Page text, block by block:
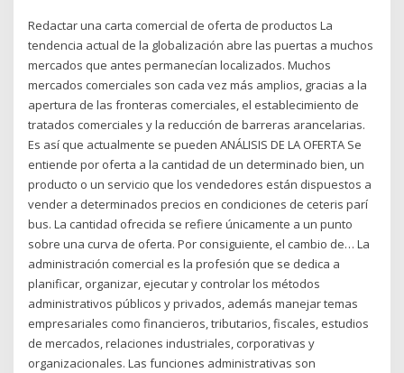
Redactar una carta comercial de oferta de productos La
tendencia actual de la globalización abre las puertas a muchos
mercados que antes permanecían localizados. Muchos
mercados comerciales son cada vez más amplios, gracias a la
apertura de las fronteras comerciales, el establecimiento de
tratados comerciales y la reducción de barreras arancelarias.
Es así que actualmente se pueden ANÁLISIS DE LA OFERTA Se
entiende por oferta a la cantidad de un determinado bien, un
producto o un servicio que los vendedores están dispuestos a
vender a determinados precios en condiciones de ceteris parí
bus. La cantidad ofrecida se refiere únicamente a un punto
sobre una curva de oferta. Por consiguiente, el cambio de… La
administración comercial es la profesión que se dedica a
planificar, organizar, ejecutar y controlar los métodos
administrativos públicos y privados, además manejar temas
empresariales como financieros, tributarios, fiscales, estudios
de mercados, relaciones industriales, corporativas y
organizacionales. Las funciones administrativas son